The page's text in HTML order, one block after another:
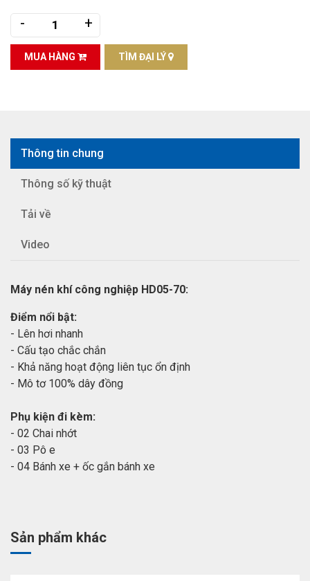
- +
MUA HÀNG TÌM ĐẠI LÝ
Thông tin chung
Thông số kỹ thuật
Tải về
Video
Máy nén khí công nghiệp HD05-70:
Điểm nổi bật:
- Lên hơi nhanh
- Cấu tạo chắc chắn
- Khả năng hoạt động liên tục ổn định
- Mô tơ 100% dây đồng
Phụ kiện đi kèm:
- 02 Chai nhớt
- 03 Pô e
- 04 Bánh xe + ốc gắn bánh xe
Sản phẩm khác